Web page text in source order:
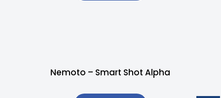
Nemoto – Smart Shot Alpha